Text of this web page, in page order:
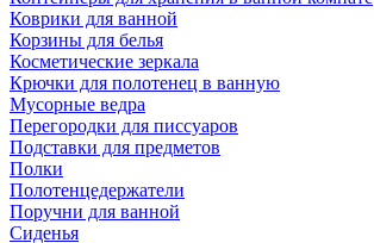
Коврики для ванной
Корзины для белья
Косметические зеркала
Крючки для полотенец в ванную
Мусорные ведра
Перегородки для писсуаров
Подставки для предметов
Полки
Полотенцедержатели
Поручни для ванной
Сиденья